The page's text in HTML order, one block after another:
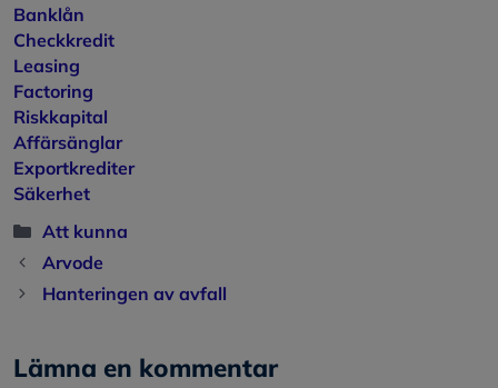
Banklån
Checkkredit
Leasing
Factoring
Riskkapital
Affärsänglar
Exportkrediter
Säkerhet
Kategorier
Att kunna
Arvode
Hanteringen av avfall
Lämna en kommentar